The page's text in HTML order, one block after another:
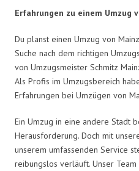
Erfahrungen zu einem Umzug
Du planst einen Umzug von
Suche nach dem richtigen
von Umzugsmeister Schmitz
Als Profis im Umzugsbereich
Erfahrungen bei Umzügen von
Ein Umzug in eine andere Stadt
Herausforderung. Doch mit
unserem umfassenden Service
reibungslos verläuft. Unser